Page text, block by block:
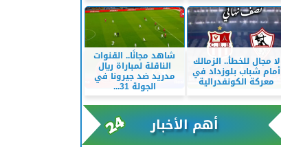
لا مجال للخطأ.. الزمالك
أمام شباب بلوزداد في
معركة الكونفدرالية
شاهد مجانًا.. القنوات
الناقلة لمباراة ريال
مدريد ضد جيرونا في
الجولة 31...
أهم الأخبار